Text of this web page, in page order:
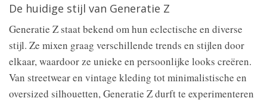
De huidige stijl van Generatie Z
Generatie Z staat bekend om hun eclectische en diverse
stijl. Ze mixen graag verschillende trends en stijlen door
elkaar, waardoor ze unieke en persoonlijke looks creëren.
Van streetwear en vintage kleding tot minimalistische en
oversized silhouetten, Generatie Z durft te experimenteren